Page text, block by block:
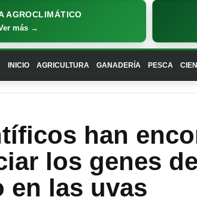
AGROCLIMÁTICO
más →
INICIO AGRICULTURA GANADERÍA PESCA
han
los genes
en las uvas